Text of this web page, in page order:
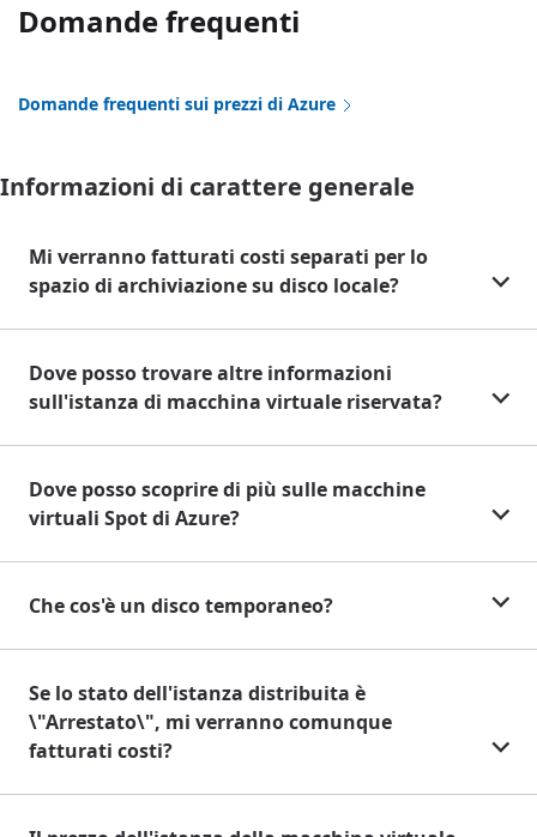
Domande frequenti
Domande frequenti sui prezzi di Azure
Informazioni di carattere generale
Mi verranno fatturati costi separati per lo
spazio di archiviazione su disco locale?
Dove posso trovare altre informazioni
sull'istanza di macchina virtuale riservata?
Dove posso scoprire di più sulle macchine
virtuali Spot di Azure?
Che cos'è un disco temporaneo?
Se lo stato dell'istanza distribuita è
\"Arrestato\", mi verranno comunque
fatturati costi?